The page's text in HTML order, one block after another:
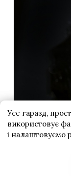
Усе гаразд,
використовує
і налаштовуємо